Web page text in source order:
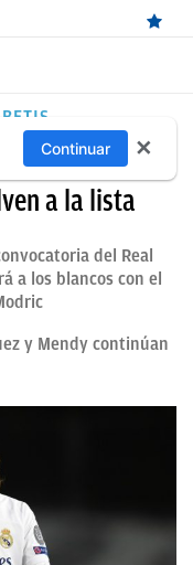
contra el
a la lista
del Real
a los blancos con el
y Mendy continúan
Continuar ✕